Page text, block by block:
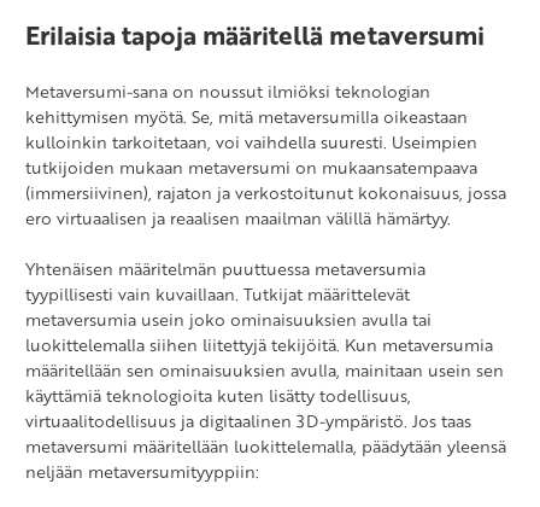
Erilaisia tapoja määritellä metaversumi
Metaversumi-sana on noussut ilmiöksi teknologian
kehittymisen myötä. Se, mitä metaversumilla oikeastaan
kulloinkin tarkoitetaan, voi vaihdella suuresti. Useimpien
tutkijoiden mukaan metaversumi on mukaansatempaava
(immersiivinen), rajaton ja verkostoitunut kokonaisuus, jossa
ero virtuaalisen ja reaalisen maailman välillä hämärtyy.
Yhtenäisen määritelmän puuttuessa metaversumia
tyypillisesti vain kuvaillaan. Tutkijat määrittelevät
metaversumia usein joko ominaisuuksien avulla tai
luokittelemalla siihen liitettyjä tekijöitä. Kun metaversumia
määritellään sen ominaisuuksien avulla, mainitaan usein sen
käyttämiä teknologioita kuten lisätty todellisuus,
virtuaalitodellisuus ja digitaalinen 3D-ympäristö. Jos taas
metaversumi määritellään luokittelemalla, päädytään yleensä
neljään metaversumityyppiin: